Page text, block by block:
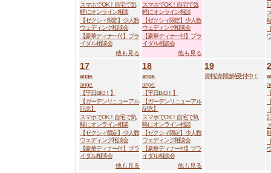
スマホでOK！自宅で気
軽にオンライン相談
【ゼクシィ限定】少人数
ウェディング相談会
【豪華ディナー付】ブラ
イダル相談会
他も見る
スマホでOK！自宅で気
軽にオンライン相談
【ゼクシィ限定】少人数
ウェディング相談会
【豪華ディナー付】ブラ
イダル相談会
他も見る
17
ange.
ange.
【平日BIG！】
【ガーデンリニューアル
記念】
スマホでOK！自宅で気
軽にオンライン相談
【ゼクシィ限定】少人数
ウェディング相談会
【豪華ディナー付】ブラ
イダル相談会
他も見る
18
ange.
ange.
【平日BIG！】
【ガーデンリニューアル
記念】
スマホでOK！自宅で気
軽にオンライン相談
【ゼクシィ限定】少人数
ウェディング相談会
【豪華ディナー付】ブラ
イダル相談会
他も見る
19
資料請求随時受付中！